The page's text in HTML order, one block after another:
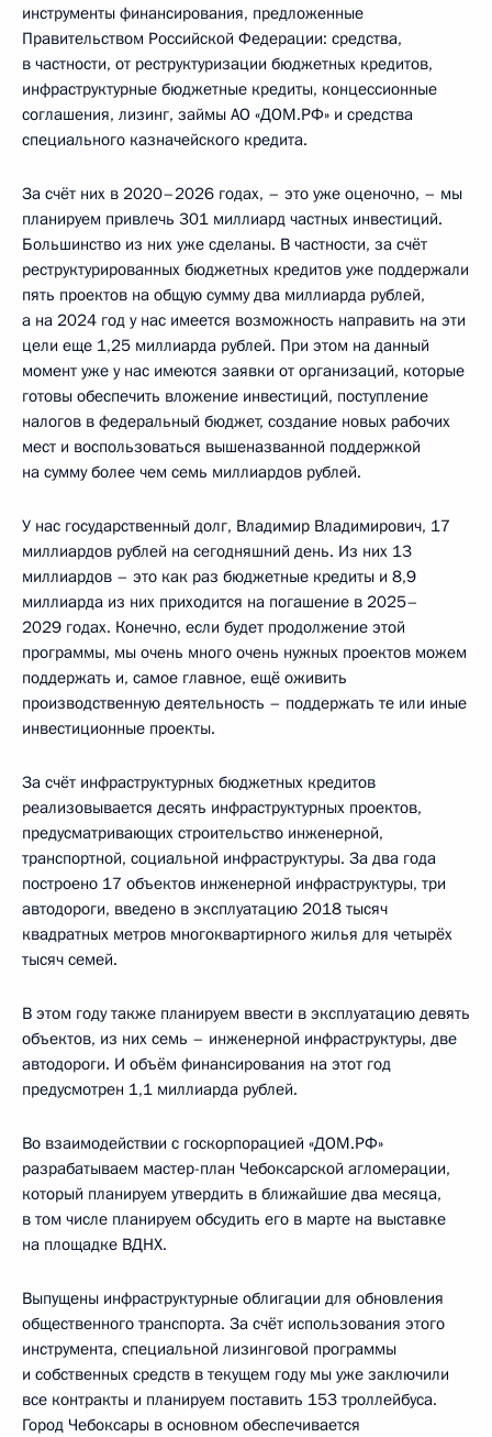
инструменты финансирования, предложенные
Правительством Российской Федерации: средства,
в частности, от реструктуризации бюджетных кредитов,
инфраструктурные бюджетные кредиты, концессионные
соглашения, лизинг, займы АО «ДОМ.РФ» и средства
специального казначейского кредита.
За счёт них в 2020–2026 годах, – это уже оценочно, – мы
планируем привлечь 301 миллиард частных инвестиций.
Большинство из них уже сделаны. В частности, за счёт
реструктурированных бюджетных кредитов уже поддержали
пять проектов на общую сумму два миллиарда рублей,
а на 2024 год у нас имеется возможность направить на эти
цели еще 1,25 миллиарда рублей. При этом на данный
момент уже у нас имеются заявки от организаций, которые
готовы обеспечить вложение инвестиций, поступление
налогов в федеральный бюджет, создание новых рабочих
мест и воспользоваться вышеназванной поддержкой
на сумму более чем семь миллиардов рублей.
У нас государственный долг, Владимир Владимирович, 17
миллиардов рублей на сегодняшний день. Из них 13
миллиардов – это как раз бюджетные кредиты и 8,9
миллиарда из них приходится на погашение в 2025–
2029 годах. Конечно, если будет продолжение этой
программы, мы очень много очень нужных проектов можем
поддержать и, самое главное, ещё оживить
производственную деятельность – поддержать те или иные
инвестиционные проекты.
За счёт инфраструктурных бюджетных кредитов
реализовывается десять инфраструктурных проектов,
предусматривающих строительство инженерной,
транспортной, социальной инфраструктуры. За два года
построено 17 объектов инженерной инфраструктуры, три
автодороги, введено в эксплуатацию 2018 тысяч
квадратных метров многоквартирного жилья для четырёх
тысяч семей.
В этом году также планируем ввести в эксплуатацию девять
объектов, из них семь – инженерной инфраструктуры, две
автодороги. И объём финансирования на этот год
предусмотрен 1,1 миллиарда рублей.
Во взаимодействии с госкорпорацией «ДОМ.РФ»
разрабатываем мастер-план Чебоксарской агломерации,
который планируем утвердить в ближайшие два месяца,
в том числе планируем обсудить его в марте на выставке
на площадке ВДНХ.
Выпущены инфраструктурные облигации для обновления
общественного транспорта. За счёт использования этого
инструмента, специальной лизинговой программы
и собственных средств в текущем году мы уже заключили
все контракты и планируем поставить 153 троллейбуса.
Город Чебоксары в основном обеспечивается